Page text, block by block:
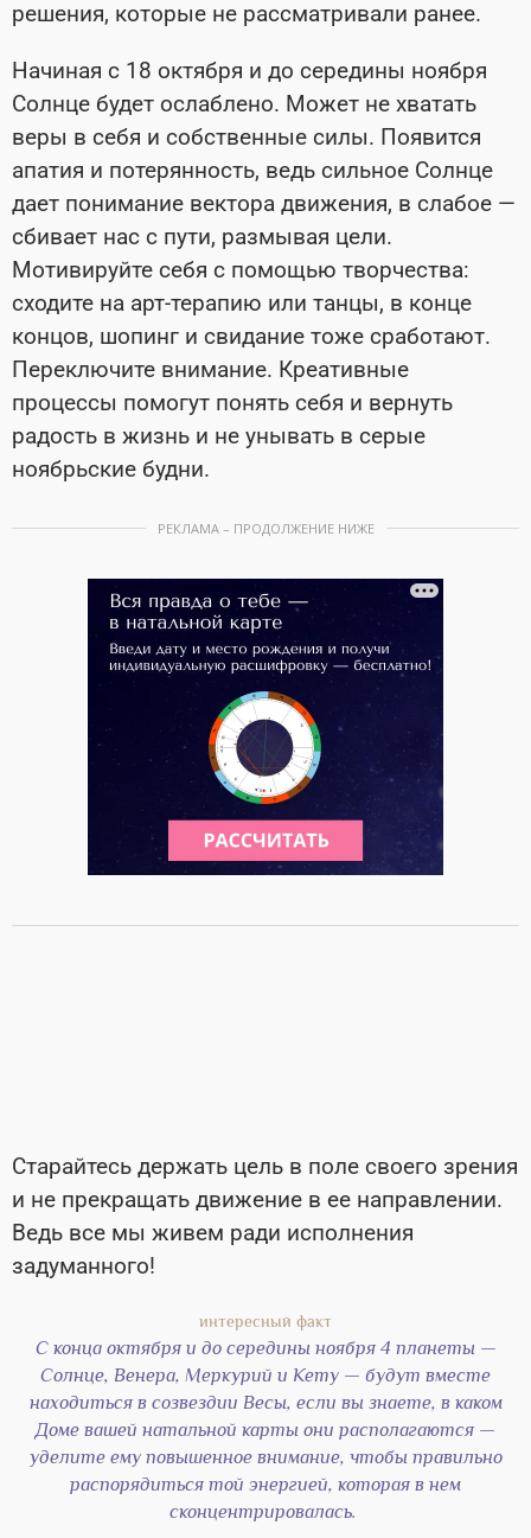
решения, которые не рассматривали ранее.
Начиная с 18 октября и до середины ноября
Солнце будет ослаблено. Может не хватать
веры в себя и собственные силы. Появится
апатия и потерянность, ведь сильное Солнце
дает понимание вектора движения, в слабое —
сбивает нас с пути, размывая цели.
Мотивируйте себя с помощью творчества:
сходите на арт-терапию или танцы, в конце
концов, шопинг и свидание тоже сработают.
Переключите внимание. Креативные
процессы помогут понять себя и вернуть
радость в жизнь и не унывать в серые
ноябрьские будни.
РЕКЛАМА – ПРОДОЛЖЕНИЕ НИЖЕ
Старайтесь держать цель в поле своего зрения
и не прекращать движение в ее направлении.
Ведь все мы живем ради исполнения
задуманного!
С конца октября и до середины ноября 4 планеты —
Солнце, Венера, Меркурий и Кету — будут вместе
находиться в созвездии Весы, если вы знаете, в каком
Доме вашей натальной карты они располагаются —
уделите ему повышенное внимание, чтобы правильно
распорядиться той энергией, которая в нем
сконцентрировалась.